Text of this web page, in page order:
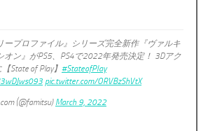
ープロファイル』シリーズ完全新作『ヴァルキ
オン』がPS5、PS4で2022年発売決定！ 3Dアク
State of Play】 #StateofPlay
pic.twitter.com/ORVBzShVtX
(@famitsu) March 9, 2022